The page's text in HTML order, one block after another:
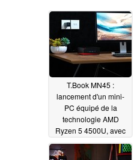
T.Book MN45 :
lancement d'un mini-
PC équipé de la
technologie AMD
Ryzen 5 4500U, avec
mémoire vive et
stockage évolutifs